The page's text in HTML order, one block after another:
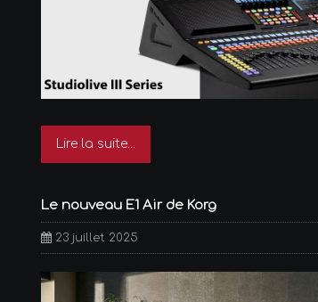
Lire la suite...
Le nouveau E1 Air de Korg
23 juillet 2025